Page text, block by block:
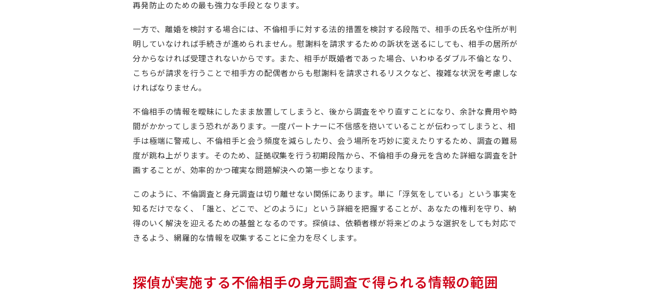
再発防止のための最も強力な手段となります。
一方で、離婚を検討する場合には、不倫相手に対する法的措置を検討する段階で、相手の氏名や住所が判
明していなければ手続きが進められません。慰謝料を請求するための訴状を送るにしても、相手の居所が
分からなければ受理されないからです。また、相手が既婚者であった場合、いわゆるダブル不倫となり、
こちらが請求を行うことで相手方の配偶者からも慰謝料を請求されるリスクなど、複雑な状況を考慮しな
ければなりません。
不倫相手の情報を曖昧にしたまま放置してしまうと、後から調査をやり直すことになり、余計な費用や時
間がかかってしまう恐れがあります。一度パートナーに不信感を抱いていることが伝わってしまうと、相
手は極端に警戒し、不倫相手と会う頻度を減らしたり、会う場所を巧妙に変えたりするため、調査の難易
度が跳ね上がります。そのため、証拠収集を行う初期段階から、不倫相手の身元を含めた詳細な調査を計
画することが、効率的かつ確実な問題解決への第一歩となります。
このように、不倫調査と身元調査は切り離せない関係にあります。単に「浮気をしている」という事実を
知るだけでなく、「誰と、どこで、どのように」という詳細を把握することが、あなたの権利を守り、納
得のいく解決を迎えるための基盤となるのです。探偵は、依頼者様が将来どのような選択をしても対応で
きるよう、網羅的な情報を収集することに全力を尽くします。
探偵が実施する不倫相手の身元調査で得られる情報の範囲